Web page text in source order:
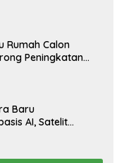
Rumah Calon
Peningkatan
Baru
AI, Satelit